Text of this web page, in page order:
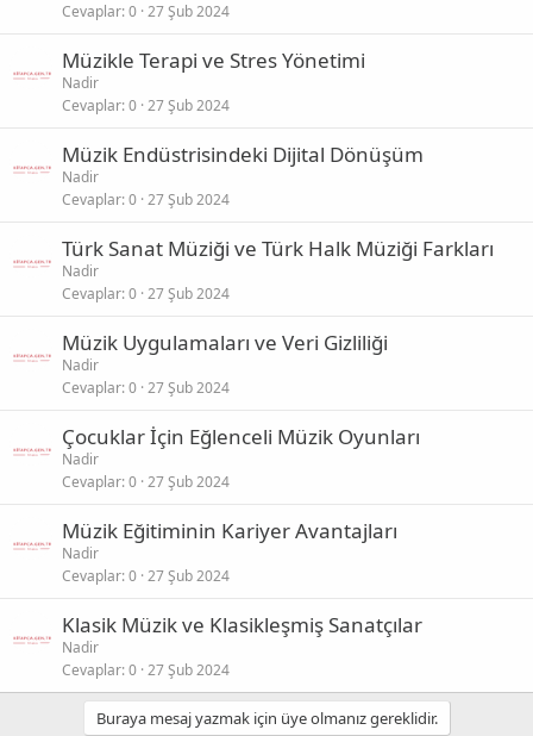
Cevaplar 0 27 Şub 2024
Müzikle Terapi ve Stres Yönetimi
Nadir
Cevaplar 0 27 Şub 2024
Müzik Endüstrisindeki Dijital Dönüşüm
Nadir
Cevaplar 0 27 Şub 2024
Türk Sanat Müziği ve Türk Halk Müziği Farkları
Nadir
Cevaplar 0 27 Şub 2024
Müzik Uygulamaları ve Veri Gizliliği
Nadir
Cevaplar 0 27 Şub 2024
Çocuklar İçin Eğlenceli Müzik Oyunları
Nadir
Cevaplar 0 27 Şub 2024
Müzik Eğitiminin Kariyer Avantajları
Nadir
Cevaplar 0 27 Şub 2024
Klasik Müzik ve Klasikleşmiş Sanatçılar
Nadir
Cevaplar 0 27 Şub 2024
Buraya mesaj yazmak için üye olmanız gereklidir.